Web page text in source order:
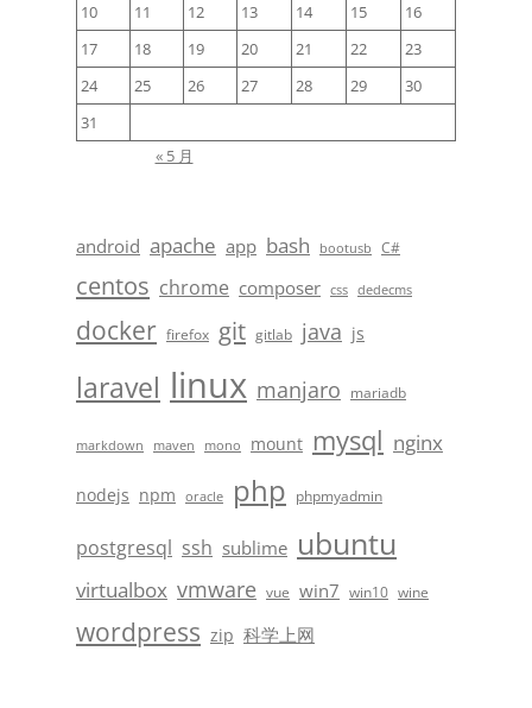
10
11 12 13 14 15
16
17
18 19 20 21 22
23
24
25 26 27 28 29
30
31
« 5 月
android apache app bash bootusb C#
centos chrome composer css dedecms
docker firefox git gitlab java js
laravel linux manjaro mariadb
markdown maven mono mount mysql nginx
nodejs npm oracle php phpmyadmin
postgresql ssh sublime ubuntu
virtualbox vmware vue win7 win10 wine
wordpress zip 科学上网